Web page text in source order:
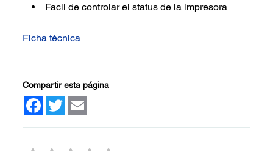
Facil de controlar el status de la impresora
Ficha técnica
Compartir esta página
Facebook
Twitter